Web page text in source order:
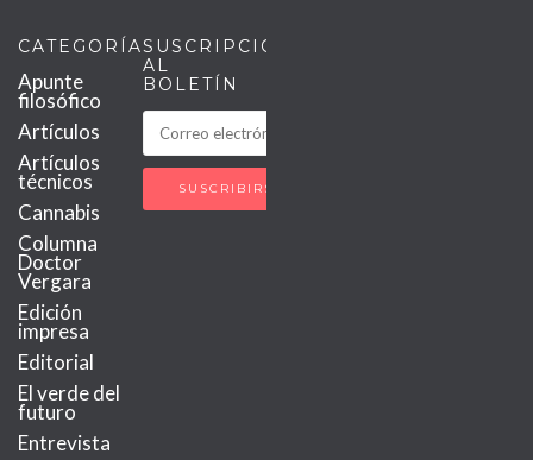
CATEGORÍAS
Apunte
filosófico
Artículos
Artículos
técnicos
Cannabis
Columna
Doctor
Vergara
Edición
impresa
Editorial
El verde del
futuro
Entrevista
SUSCRIPCIÓN
AL
BOLETÍN